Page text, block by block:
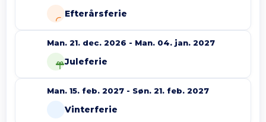
Efterårsferie
Man. 21. dec. 2026 - Man. 04. jan. 2027
Juleferie
Man. 15. feb. 2027 - Søn. 21. feb. 2027
Vinterferie